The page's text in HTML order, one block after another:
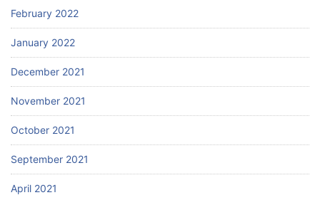
February 2022
January 2022
December 2021
November 2021
October 2021
September 2021
April 2021